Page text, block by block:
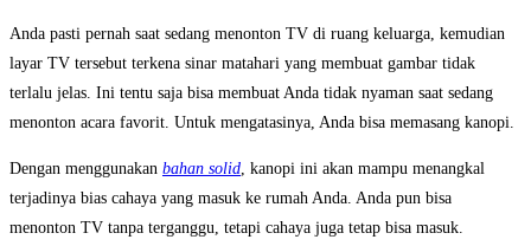
Anda pasti pernah saat sedang menonton TV di ruang keluarga, kemudian
layar TV tersebut terkena sinar matahari yang membuat gambar tidak
terlalu jelas. Ini tentu saja bisa membuat Anda tidak nyaman saat sedang
menonton acara favorit. Untuk mengatasinya, Anda bisa memasang kanopi.
Dengan menggunakan bahan solid, kanopi ini akan mampu menangkal
terjadinya bias cahaya yang masuk ke rumah Anda. Anda pun bisa
menonton TV tanpa terganggu, tetapi cahaya juga tetap bisa masuk.